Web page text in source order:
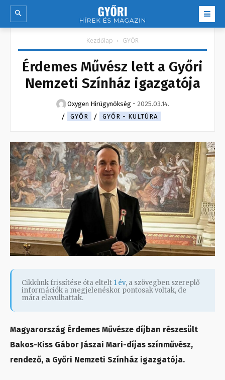
Kezdőlap GYŐR
Érdemes Művész lett a Győri
Nemzeti Színház igazgatója
Oxygen Hirügynökség - 2025.03.14.
GYŐR
GYŐR - KULTÚRA
Cikkünk frissítése óta eltelt 1 év, a szövegben szereplő
információk a megjelenéskor pontosak voltak, de
mára elavulhattak.
Magyarország Érdemes Művésze díjban részesült
Bakos-Kiss Gábor Jászai Mari-díjas színművész,
rendező, a Győri Nemzeti Színház igazgatója.